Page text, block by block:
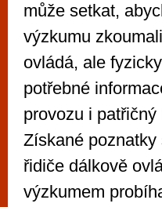
může setkat,
výzkumu
ovládá, ale
potřebné
provozu i patřičný
Získané
řidiče dálkově
výzkumem